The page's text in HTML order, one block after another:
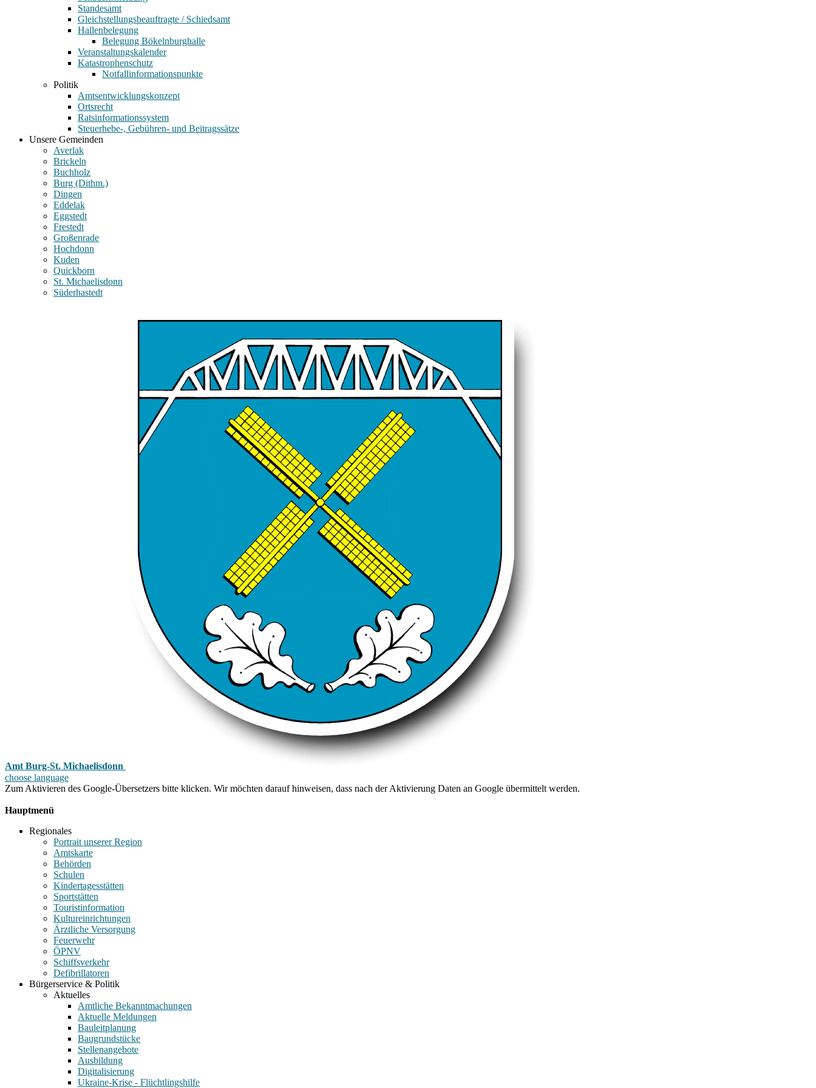
Standesamt
Gleichstellungsbeauftragte / Schiedsamt
Hallenbelegung
Belegung Bökelnburghalle
Veranstaltungskalender
Katastrophenschutz
Notfallinformationspunkte
Politik
Amtsentwicklungskonzept
Ortsrecht
Ratsinformationssystem
Steuerhebe-, Gebühren- und Beitragssätze
Unsere Gemeinden
Averlak
Brickeln
Buchholz
Burg (Dithm.)
Dingen
Eddelak
Eggstedt
Frestedt
Großenrade
Hochdonn
Kuden
Quickborn
St. Michaelisdonn
Süderhastedt
Amt Burg-St. Michaelisdonn
choose language
Zum Aktivieren des Google-Übersetzers bitte klicken. Wir möchten darauf hinweisen, dass nach der Aktivierung Daten an Google übermittelt werden.
Hauptmenü
Regionales
Portrait unserer Region
Amtskarte
Behörden
Schulen
Kindertagesstätten
Sportstätten
Touristinformation
Kultureinrichtungen
Ärztliche Versorgung
Feuerwehr
ÖPNV
Schiffsverkehr
Defibrillatoren
Bürgerservice & Politik
Aktuelles
Amtliche Bekanntmachungen
Aktuelle Meldungen
Bauleitplanung
Baugrundstücke
Stellenangebote
Ausbildung
Digitalisierung
Ukraine-Krise - Flüchtlingshilfe